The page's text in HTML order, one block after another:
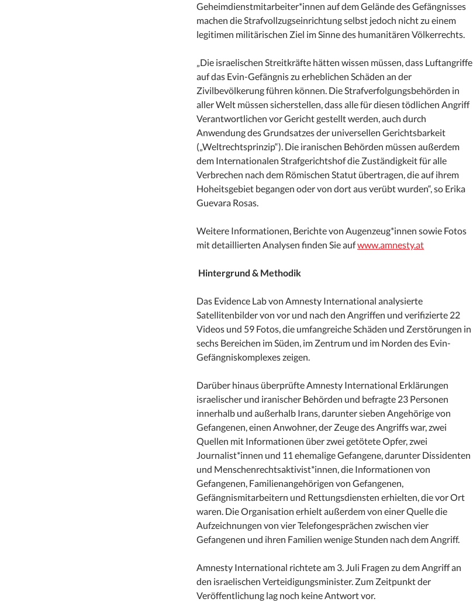
Geheimdienstmitarbeiter*innen auf dem Gelände des Gefängnisses
machen die Strafvollzugseinrichtung selbst jedoch nicht zu einem
legitimen militärischen Ziel im Sinne des humanitären Völkerrechts.
„Die israelischen Streitkräfte hätten wissen müssen, dass Luftangriffe
auf das Evin-Gefängnis zu erheblichen Schäden an der
Zivilbevölkerung führen können. Die Strafverfolgungsbehörden in
aller Welt müssen sicherstellen, dass alle für diesen tödlichen Angriff
Verantwortlichen vor Gericht gestellt werden, auch durch
Anwendung des Grundsatzes der universellen Gerichtsbarkeit
(„Weltrechtsprinzip“). Die iranischen Behörden müssen außerdem
dem Internationalen Strafgerichtshof die Zuständigkeit für alle
Verbrechen nach dem Römischen Statut übertragen, die auf ihrem
Hoheitsgebiet begangen oder von dort aus verübt wurden“, so Erika
Guevara Rosas.
Weitere Informationen, Berichte von Augenzeug*innen sowie Fotos
mit detaillierten Analysen finden Sie aufwww.amnesty.at
Hintergrund & Methodik
Das Evidence Lab von Amnesty International analysierte
Satellitenbilder von vor und nach den Angriffen und verifizierte 22
Videos und 59 Fotos, die umfangreiche Schäden und Zerstörungen in
sechs Bereichen im Süden, im Zentrum und im Norden des Evin-
Gefängniskomplexes zeigen.
Darüber hinaus überprüfte Amnesty International Erklärungen
israelischer und iranischer Behörden und befragte 23 Personen
innerhalb und außerhalb Irans, darunter sieben Angehörige von
Gefangenen, einen Anwohner, der Zeuge des Angriffs war, zwei
Quellen mit Informationen über zwei getötete Opfer, zwei
Journalist*innen und 11 ehemalige Gefangene, darunter Dissidenten
und Menschenrechtsaktivist*innen, die Informationen von
Gefangenen, Familienangehörigen von Gefangenen,
Gefängnismitarbeitern und Rettungsdiensten erhielten, die vor Ort
waren. Die Organisation erhielt außerdem von einer Quelle die
Aufzeichnungen von vier Telefongesprächen zwischen vier
Gefangenen und ihren Familien wenige Stunden nach dem Angriff.
Amnesty International richtete am 3. Juli Fragen zu dem Angriff an
den israelischen Verteidigungsminister. Zum Zeitpunkt der
Veröffentlichung lag noch keine Antwort vor.